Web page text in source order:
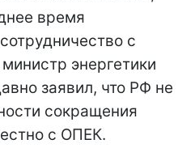
время
с
энергетики
заявил, что РФ не
сокращения
с ОПЕК.